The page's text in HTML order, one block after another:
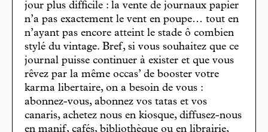
jour plus difficile : la vente de journaux papier
n’a pas exactement le vent en poupe… tout en
n’ayant pas encore atteint le stade ô combien
stylé du vintage. Bref, si vous souhaitez que ce
journal puisse continuer à exister et que vous
rêvez par la même occas’ de booster votre
karma libertaire, on a besoin de vous :
abonnez-vous, abonnez vos tatas et vos
canaris, achetez nous en kiosque, diffusez-nous
en manif, cafés, bibliothèque ou en librairie,